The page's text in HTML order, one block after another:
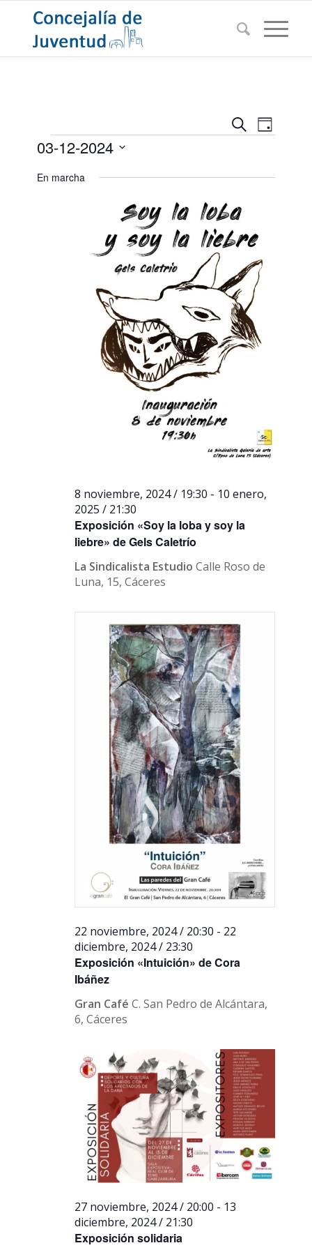
y
vistas
de
Eventos
Buscar
de
Evento
Día
Eventos
03-12-2024
fecha.
En marcha
Exposición «Soy la loba y soy la
liebre» de Gels Caletrío
8 noviembre, 2024 / 19:30 - 10 enero,
2025 / 21:30
La Sindicalista EstudioCalle Roso de
Luna, 15, Cáceres
Exposición «Intuición» de Cora
Ibáñez
22 noviembre, 2024 / 20:30 - 22
diciembre, 2024 / 23:30
Gran CaféC. San Pedro de Alcántara,
6, Cáceres
Exposición solidaria
27 noviembre, 2024 / 20:00 - 13
diciembre, 2024 / 21:30